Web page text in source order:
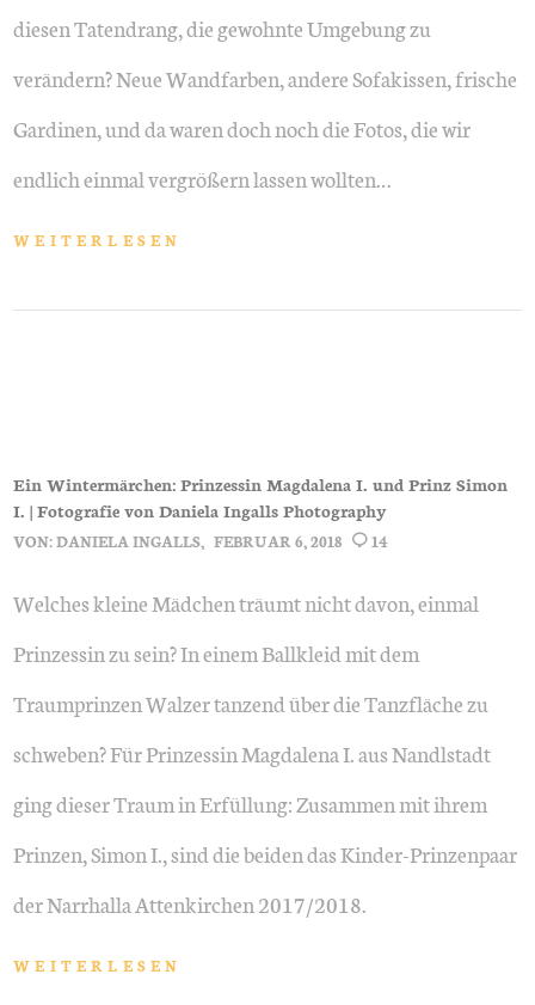
diesen Tatendrang, die gewohnte Umgebung zu
verändern? Neue Wandfarben, andere Sofakissen, frische
Gardinen, und da waren doch noch die Fotos, die wir
endlich einmal vergrößern lassen wollten…
WEITERLESEN
Ein Wintermärchen: Prinzessin Magdalena I. und Prinz Simon
I. | Fotografie von Daniela Ingalls Photography
VON:DANIELA INGALLS FEBRUAR 6, 2018 14
Welches kleine Mädchen träumt nicht davon, einmal
Prinzessin zu sein? In einem Ballkleid mit dem
Traumprinzen Walzer tanzend über die Tanzfläche zu
schweben? Für Prinzessin Magdalena I. aus Nandlstadt
ging dieser Traum in Erfüllung: Zusammen mit ihrem
Prinzen, Simon I., sind die beiden das Kinder-Prinzenpaar
der Narrhalla Attenkirchen 2017/2018.
WEITERLESEN